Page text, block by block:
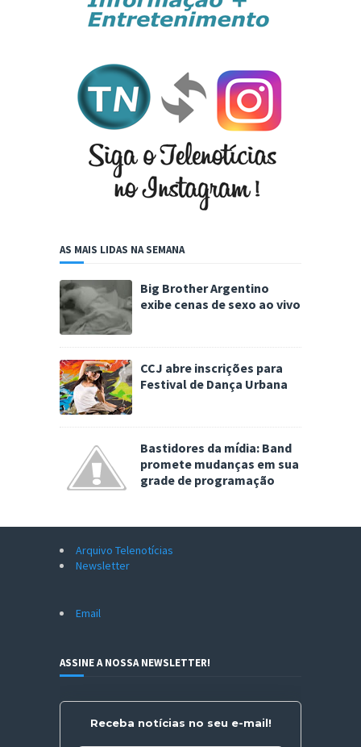
AS MAIS LIDAS NA SEMANA
Big Brother Argentino
exibe cenas de sexo ao vivo
CCJ abre inscrições para
Festival de Dança Urbana
Bastidores da mídia: Band
promete mudanças em sua
grade de programação
Arquivo Telenotícias
Newsletter
Email
ASSINE A NOSSA NEWSLETTER!
Receba notícias no seu e-mail!